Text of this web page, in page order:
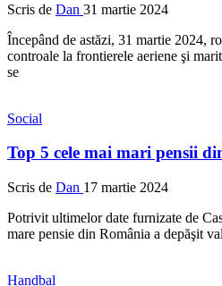
Scris de Dan 31 martie 2024
Începând de astăzi, 31 martie 2024,
controale la frontierele aeriene şi
se
Social
Top 5 cele mai mari pensii
Scris de Dan 17 martie 2024
Potrivit ultimelor date furnizate de
mare pensie din România a depăşit
Handbal